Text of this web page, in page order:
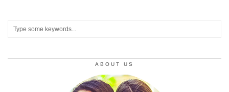
ABOUT US